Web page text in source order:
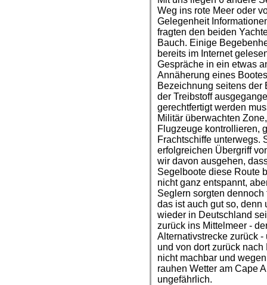
Weg ins rote Meer oder
Gelegenheit
fragten den beiden
Bauch. Einige
bereits im Internet
Gespräche in ein etwas
Annäherung eines
Bezeichnung seitens der
der Treibstoff
gerechtfertigt werden
Militär überwachten
Flugzeuge kontrollieren,
Frachtschiffe unterwegs.
erfolgreichen Übergriff
wir davon ausgehen,
Segelboote diese Route
nicht ganz entspannt,
Seglern sorgten
das ist auch gut so, denn
wieder in Deutschland
zurück ins Mittelmeer -
Alternativstrecke zurück
und von dort zurück
nicht machbar und
rauhen Wetter am Cape
ungefährlich.